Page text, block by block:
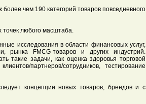
более чем 190 категорий товаров повседневного
точек любого масштаба.
исследования в области финансовых услуг,
рынка FMCG-товаров и других индустрий.
такие задачи, как оценка здоровья торговой
партнеров/сотрудников, тестирование
концепции новых товаров, брендов и с